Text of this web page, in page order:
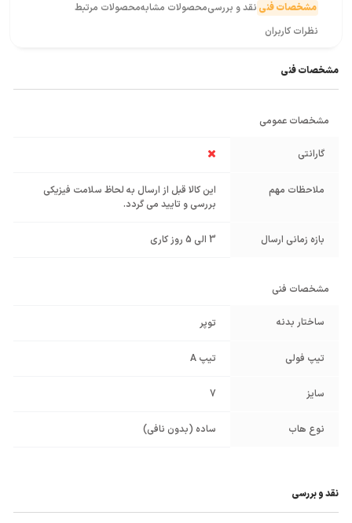
مشخصات فنی نقد و بررسیمحصولات مشابهمحصولات مرتبط
نظرات کاربران
مشخصات فنی
مشخصات عمومی
گارانتی
ملاحظات مهم
این کالا قبل از ارسال به لحاظ سلامت فیزیکی
بررسی و تایید می گردد.
بازه زمانی ارسال 3 الی 5 روز کاری
مشخصات فنی
ساختار بدنه توپر
تیپ فولی تیپ A
سایز 7
نوع هاب ساده (بدون نافی)
نقد و بررسی